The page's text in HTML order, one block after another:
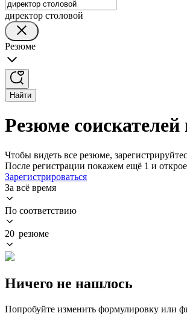
директор столовой
Резюме
Найти
Резюме
Чтобы видеть все резюме,
После регистрации покажем ещё 1 и
Зарегистрироваться
За всё время
По соответствию
20 резюме
Ничего не нашлось
Попробуйте изменить формулировку или